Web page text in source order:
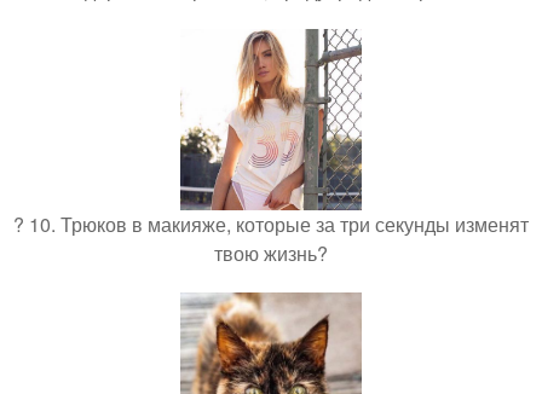
? 10. Трюков в макияже, которые за три секунды изменят
твою жизнь?